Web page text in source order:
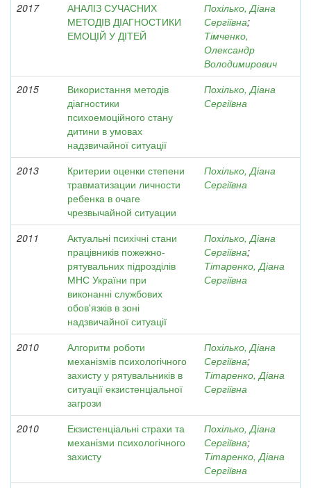
2017
АНАЛІЗ СУЧАСНИХ
МЕТОДІВ ДІАГНОСТИКИ
ЕМОЦІЙ У ДІТЕЙ
Похілько, Діана
Сергіївна;
Тімченко,
Олександр
Володимирович
2015
Використання методів
діагностики
психоемоційного стану
дитини в умовах
надзвичайної ситуації
Похілько, Діана
Сергіївна
2013
Критерии оценки степени
травматизации личности
ребенка в очаге
чрезвычайной ситуации
Похілько, Діана
Сергіївна
2011
Актуальні психічні стани
працівників пожежно-
рятувальних підрозділів
МНС України при
виконанні службових
обов'язків в зоні
надзвичайної ситуації
Похілько, Діана
Сергіївна;
Тітаренко, Діана
Сергіївна
2010
Алгоритм роботи
механізмів психологічного
захисту у рятувальників в
ситуації екзистенціальної
загрози
Похілько, Діана
Сергіївна;
Тітаренко, Діана
Сергіївна
2010
Екзистенціальні страхи та
механізми психологічного
захисту
Похілько, Діана
Сергіївна;
Тітаренко, Діана
Сергіївна